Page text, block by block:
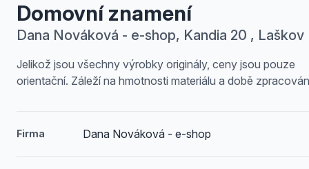
Domovní znamení
Dana Nováková - e-shop, Kandia 20 , Laškov
Jelikož jsou všechny výrobky originály, ceny jsou pouze
orientační. Záleží na hmotnosti materiálu a době
Firma Dana Nováková - e-shop